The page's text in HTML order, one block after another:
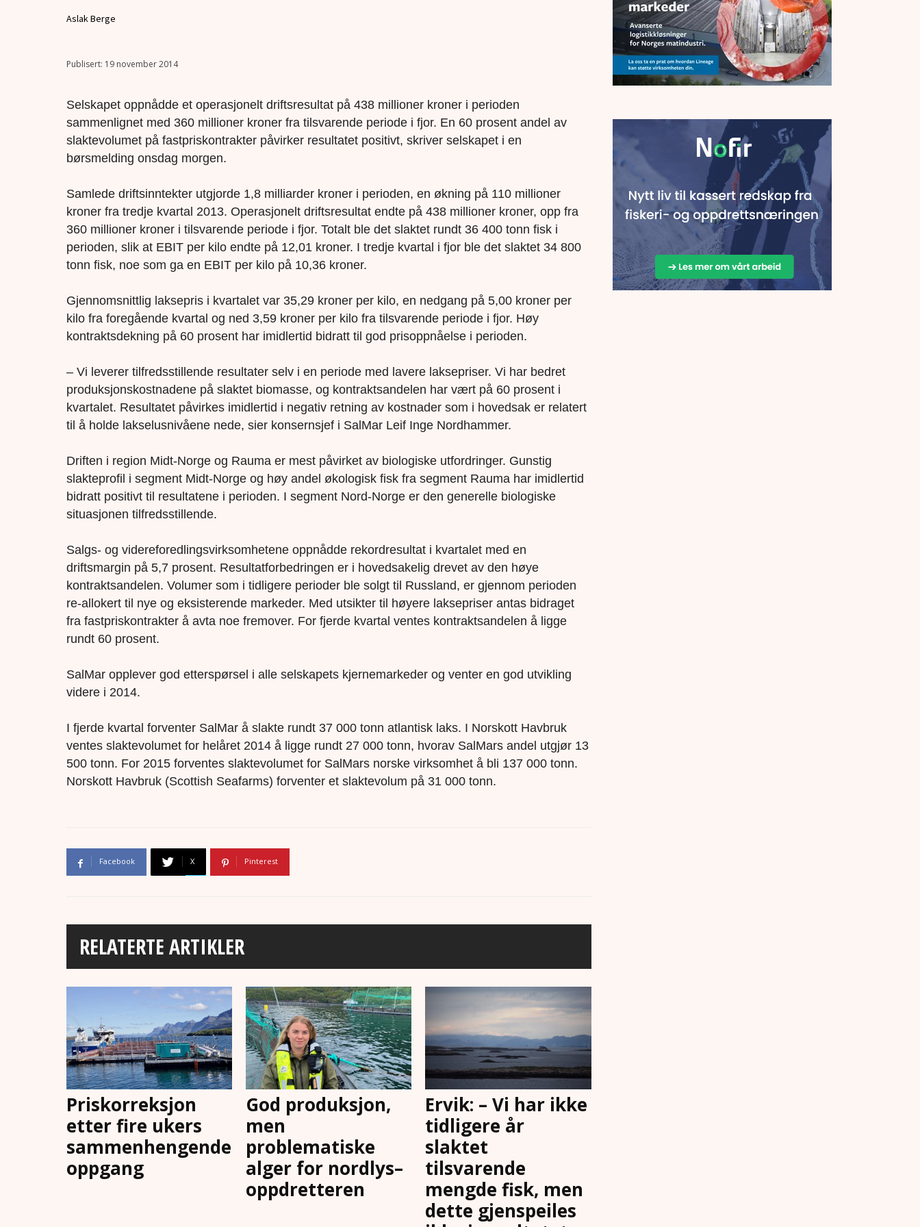
Aslak Berge
19 november 2014
Selskapet oppnådde et operasjonelt driftsresultat på 438 millioner kroner i perioden
sammenlignet med 360 millioner kroner fra tilsvarende periode i fjor. En 60 prosent andel av
slaktevolumet på fastpriskontrakter påvirker resultatet positivt, skriver selskapet i en
børsmelding onsdag morgen.
Samlede driftsinntekter utgjorde 1,8 milliarder kroner i perioden, en økning på 110 millioner
kroner fra tredje kvartal 2013. Operasjonelt driftsresultat endte på 438 millioner kroner, opp fra
360 millioner kroner i tilsvarende periode i fjor. Totalt ble det slaktet rundt 36 400 tonn fisk i
perioden, slik at EBIT per kilo endte på 12,01 kroner. I tredje kvartal i fjor ble det slaktet 34 800
tonn fisk, noe som ga en EBIT per kilo på 10,36 kroner.
Gjennomsnittlig laksepris i kvartalet var 35,29 kroner per kilo, en nedgang på 5,00 kroner per
kilo fra foregående kvartal og ned 3,59 kroner per kilo fra tilsvarende periode i fjor. Høy
kontraktsdekning på 60 prosent har imidlertid bidratt til god prisoppnåelse i perioden.
– Vi leverer tilfredsstillende resultater selv i en periode med lavere laksepriser. Vi har bedret
produksjonskostnadene på slaktet biomasse, og kontraktsandelen har vært på 60 prosent i
kvartalet. Resultatet påvirkes imidlertid i negativ retning av kostnader som i hovedsak er relatert
til å holde lakselusnivåene nede, sier konsernsjef i SalMar Leif Inge Nordhammer.
Driften i region Midt-Norge og Rauma er mest påvirket av biologiske utfordringer. Gunstig
slakteprofil i segment Midt-Norge og høy andel økologisk fisk fra segment Rauma har imidlertid
bidratt positivt til resultatene i perioden. I segment Nord-Norge er den generelle biologiske
situasjonen tilfredsstillende.
Salgs- og videreforedlingsvirksomhetene oppnådde rekordresultat i kvartalet med en
driftsmargin på 5,7 prosent. Resultatforbedringen er i hovedsakelig drevet av den høye
kontraktsandelen. Volumer som i tidligere perioder ble solgt til Russland, er gjennom perioden
re-allokert til nye og eksisterende markeder. Med utsikter til høyere laksepriser antas bidraget
fra fastpriskontrakter å avta noe fremover. For fjerde kvartal ventes kontraktsandelen å ligge
rundt 60 prosent.
SalMar opplever god etterspørsel i alle selskapets kjernemarkeder og venter en god utvikling
videre i 2014.
I fjerde kvartal forventer SalMar å slakte rundt 37 000 tonn atlantisk laks. I Norskott Havbruk
ventes slaktevolumet for helåret 2014 å ligge rundt 27 000 tonn, hvorav SalMars andel utgjør 13
500 tonn. For 2015 forventes slaktevolumet for SalMars norske virksomhet å bli 137 000 tonn.
Norskott Havbruk (Scottish Seafarms) forventer et slaktevolum på 31 000 tonn.
Facebook X Pinterest
RELATERTE ARTIKLER
Priskorreksjon
etter fire ukers
sammenhengende
oppgang
God produksjon,
men
problematiske
alger for nordlys–
oppdretteren
Ervik: – Vi har ikke
tidligere år
slaktet
tilsvarende
mengde fisk, men
dette gjenspeiles